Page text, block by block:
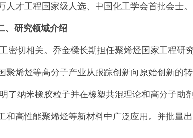
才工程国家级人选、中国化工学会首批会士。
、研究领域介绍
相关。乔金樑长期担任聚烯烃国家工程研究
烯烃等高分子产业从跟踪创新向原始创新的转
米橡胶粒子并在橡塑共混理论和高分子助
和高性能聚烯烃等新材料中广泛应用。并批量